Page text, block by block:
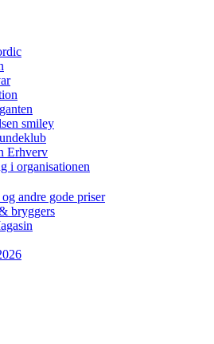
smiley
Erhverv
i organisationen
andre gode priser
bryggers